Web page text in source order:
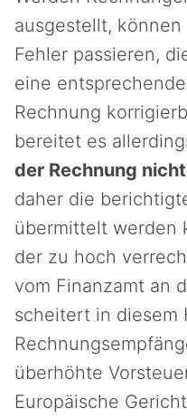
ausgestellt,
Fehler passieren,
eine
Rechnung
bereitet es
der Rechnung
daher die
übermittelt werden
der zu hoch
vom Finanzamt an
scheitert in diesem
überhöhte
Europäische